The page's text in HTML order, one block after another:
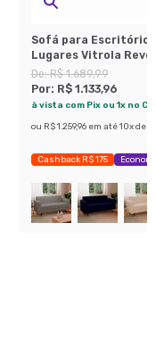
Sofá para Escritório
Lugares Vitrola
Sintético Café
De:R$ 1.689,99
Por: R$ 1.133,96
à vista com Pix ou 1x no
ou R$ 1.259,96 em até 10x de
Cashback R$ 175